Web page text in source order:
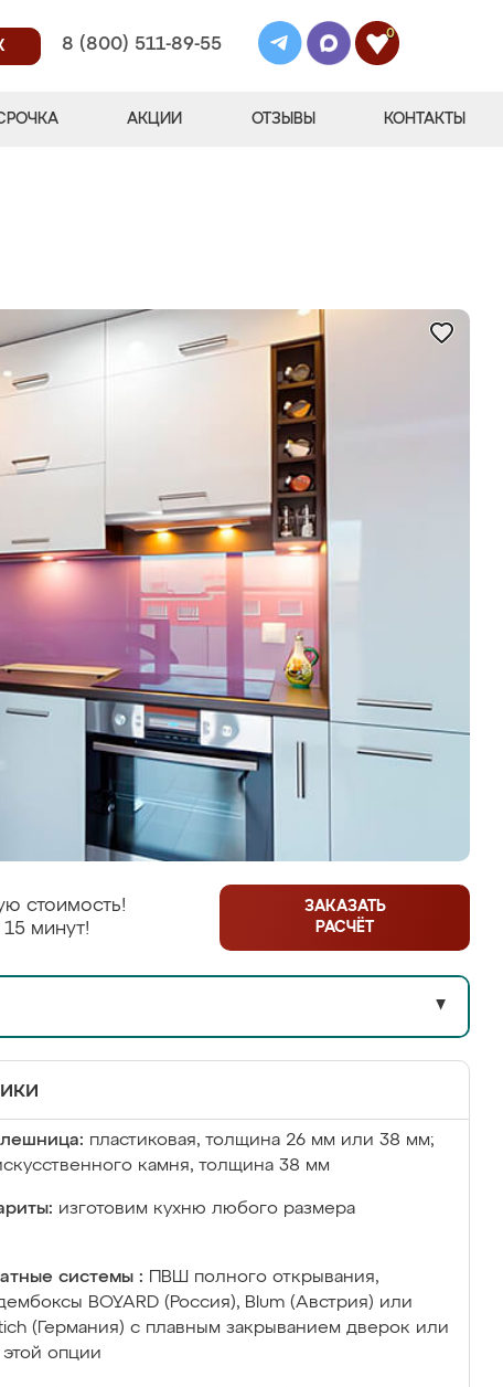
8 (800) 511-89-55
0
АКЦИИ ОТЗЫВЫ КОНТАКТЫ
стоимость!
минут!
ЗАКАЗАТЬ
РАСЧЁТ
▼
пластиковая, толщина 26 мм или 38 мм;
камня, толщина 38 мм
изготовим кухню любого размера
системы :
ПВШ полного открывания,
BOYARD (Россия), Blum (Австрия) или
(Германия) с плавным закрыванием дверок или
опции